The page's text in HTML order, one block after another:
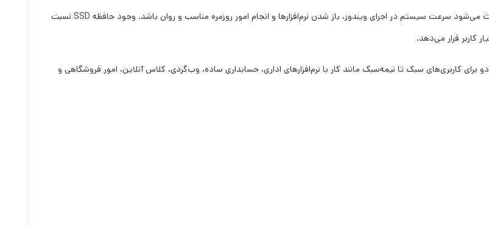
مجهز شده است که باعث می‌شود سرعت سیستم در اجرای ویندوز، باز شدن نرم‌افزارها و انجام امور روزمره مناسب و روان باشد. وجود حافظه SSD نسبت
کاربر قرار می‌دهد.
کاربری‌های سبک تا نیمه‌سبک مانند کار با نرم‌افزارهای اداری، حسابداری ساده، وب‌گردی، کلاس آنلاین، امور فروشگاهی و